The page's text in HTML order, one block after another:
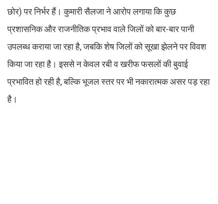
छोर) पर निर्भर हैं। कुमारी सैलजा ने आरोप लगाया कि कुछ
प्रशासनिक और राजनीतिक प्रभाव वाले जिलों को बार-बार पानी
उपलब्ध कराया जा रहा है, जबकि शेष जिलों को सूखा झेलने पर विवश
किया जा रहा है। इससे न केवल रबी व खरीफ फसलों की बुवाई
प्रभावित हो रही है, बल्कि भूजल स्तर पर भी नकारात्मक असर पड़ रहा
है।